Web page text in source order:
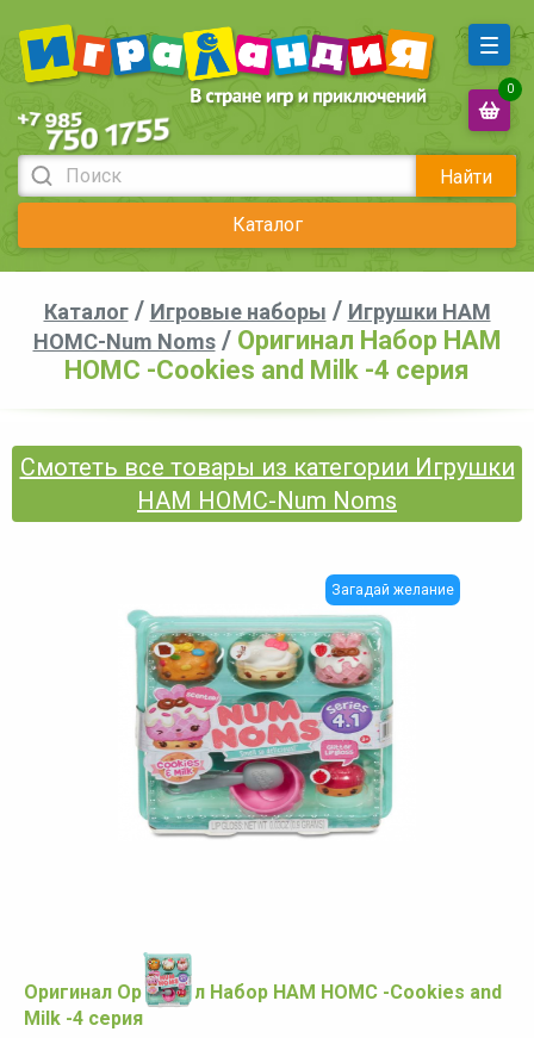
Найти
Каталог
0
Каталог/ Игровые наборы / Игрушки НАМ
НОМС-Num Noms/ Оригинал Набор НАМ
НОМС -Cookies and Milk -4 серия
Смотеть все товары из категории Игрушки
НАМ НОМС-Num Noms
Загадай желание
Оригинал Оригинал Набор НАМ НОМС -Cookies and
Milk -4 серия